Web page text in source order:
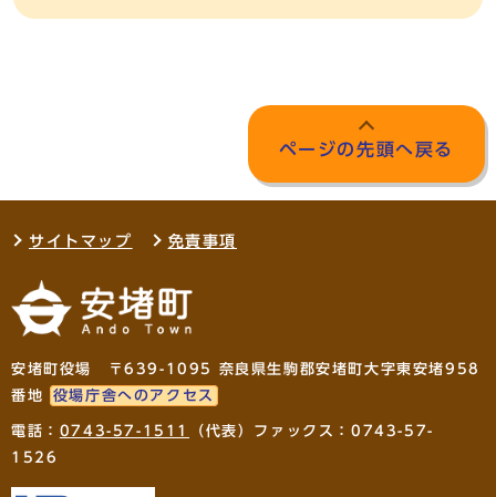
ページの先頭へ戻る
サイトマップ 免責事項
安堵町役場 〒639-1095 奈良県生駒郡安堵町大字東安堵958
番地
役場庁舎へのアクセス
電話： 0743-57-1511
（代表）ファックス：0743-57-
1526